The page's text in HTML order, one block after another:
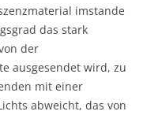
imstande
das stark
der
ausgesendet wird, zu
mit einer
abweicht, das von